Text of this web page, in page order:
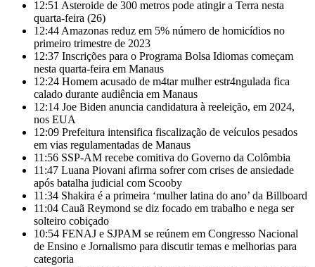
12:51 Asteroide de 300 metros pode atingir a Terra nesta
quarta-feira (26)
12:44 Amazonas reduz em 5% número de homicídios no
primeiro trimestre de 2023
12:37 Inscrições para o Programa Bolsa Idiomas começam
nesta quarta-feira em Manaus
12:24 Homem acusado de m4tar mulher estr4ngulada fica
calado durante audiência em Manaus
12:14 Joe Biden anuncia candidatura à reeleição, em 2024,
nos EUA
12:09 Prefeitura intensifica fiscalização de veículos pesados
em vias regulamentadas de Manaus
11:56 SSP-AM recebe comitiva do Governo da Colômbia
11:47 Luana Piovani afirma sofrer com crises de ansiedade
após batalha judicial com Scooby
11:34 Shakira é a primeira ‘mulher latina do ano’ da Billboard
11:04 Cauã Reymond se diz focado em trabalho e nega ser
solteiro cobiçado
10:54 FENAJ e SJPAM se reúnem em Congresso Nacional
de Ensino e Jornalismo para discutir temas e melhorias para
categoria